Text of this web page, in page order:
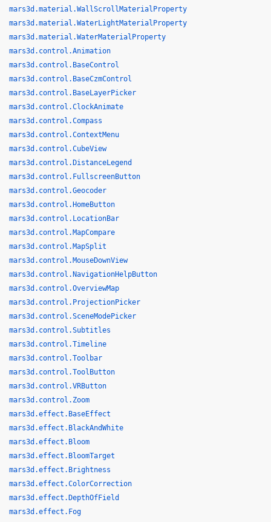
mars3d.material.WallScrollMaterialProperty
mars3d.material.WaterLightMaterialProperty
mars3d.material.WaterMaterialProperty
mars3d.control.Animation
mars3d.control.BaseControl
mars3d.control.BaseCzmControl
mars3d.control.BaseLayerPicker
mars3d.control.ClockAnimate
mars3d.control.Compass
mars3d.control.ContextMenu
mars3d.control.CubeView
mars3d.control.DistanceLegend
mars3d.control.FullscreenButton
mars3d.control.Geocoder
mars3d.control.HomeButton
mars3d.control.LocationBar
mars3d.control.MapCompare
mars3d.control.MapSplit
mars3d.control.MouseDownView
mars3d.control.NavigationHelpButton
mars3d.control.OverviewMap
mars3d.control.ProjectionPicker
mars3d.control.SceneModePicker
mars3d.control.Subtitles
mars3d.control.Timeline
mars3d.control.Toolbar
mars3d.control.ToolButton
mars3d.control.VRButton
mars3d.control.Zoom
mars3d.effect.BaseEffect
mars3d.effect.BlackAndWhite
mars3d.effect.Bloom
mars3d.effect.BloomTarget
mars3d.effect.Brightness
mars3d.effect.ColorCorrection
mars3d.effect.DepthOfField
mars3d.effect.Fog